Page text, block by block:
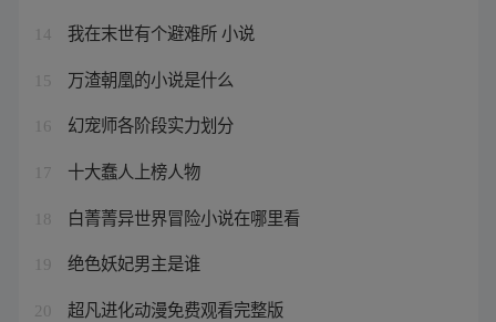
14 我在末世有个避难所 小说
15 万渣朝凰的小说是什么
16 幻宠师各阶段实力划分
17 十大蠢人上榜人物
18 白菁菁异世界冒险小说在哪里看
19 绝色妖妃男主是谁
20 超凡进化动漫免费观看完整版